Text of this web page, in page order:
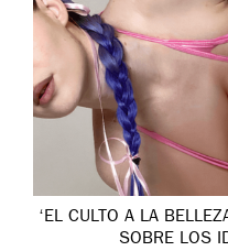
‘EL CULTO A LA
SOBRE LOS